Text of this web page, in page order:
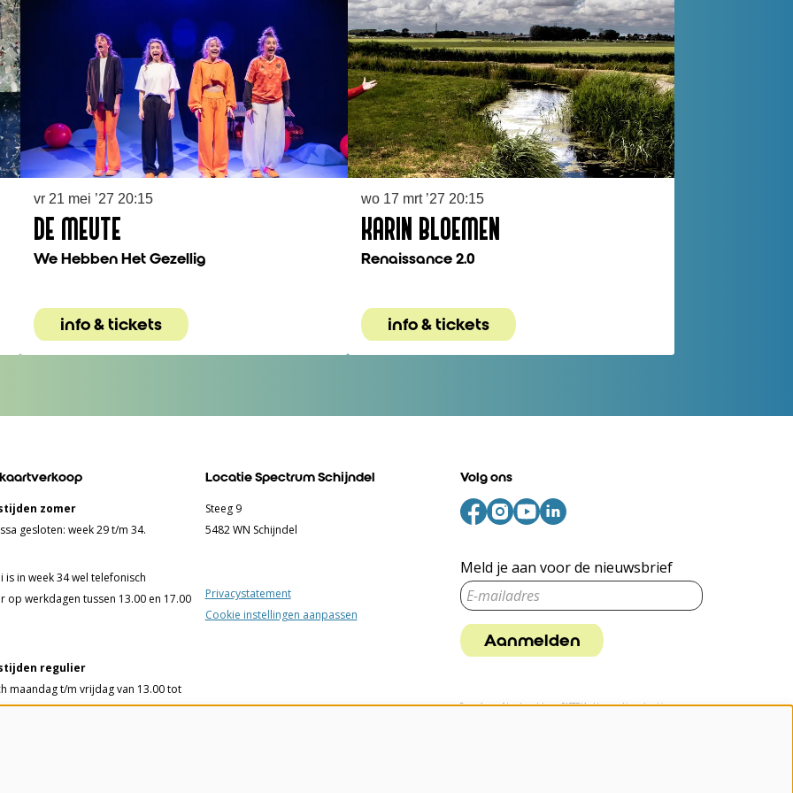
DE MEUTE
We Hebben Het Gezellig
vr 21 mei ’2720:15
info & tickets
KARIN BLOEMEN
Renaissance 2.0
wo 17 mrt ’27 20:15
info & tickets
zomer
gesloten: week 29 t/m 34.
is in week 34 wel telefonisch
op werkdagen tussen 13.00 en 17.00
regulier
maandag t/m vrijdag van 13.00 tot
Locatie Spectrum Schijndel
Steeg 9
5482 WN Schijndel
Privacystatement
Cookie instellingen aanpassen
Volg ons
Meld je aan voor de nieuwsbrief
Aanmelden
Deze site wordt beschermd door reCAPTCHA, dataverwerking gebeurt in